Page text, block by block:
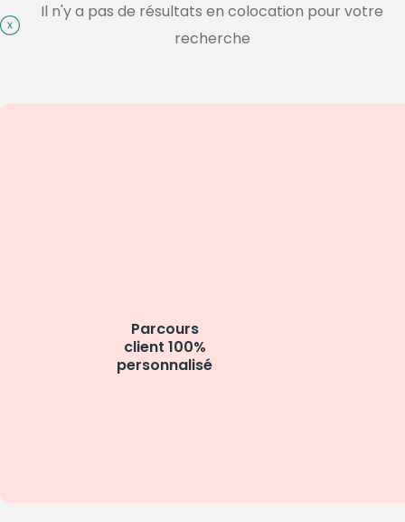
Il n'y a pas de résultats en colocation pour votre
recherche
Parcours
client 100%
personnalisé